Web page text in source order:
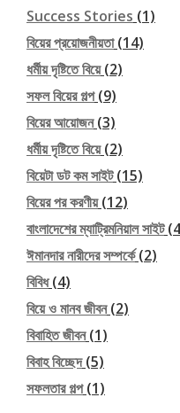
Success Stories (1)
বিয়ের প্রয়োজনীয়তা(14)
ধর্মীয় দৃষ্টিতে বিয়ে(2)
সফল বিয়ের গল্প(9)
বিয়ের আয়োজন(3)
ধর্মীয় দৃষ্টিতে বিয়ে(2)
বিয়েটা ডট কম সাইট(15)
বিয়ের পর করণীয়(12)
বাংলাদেশের ম্যাট্রিমনিয়াল সাইট
ঈমানদার নারীদের সম্পর্কে(2)
বিবিধ(4)
বিয়ে ও মানব জীবন(2)
বিবাহিত জীবন(1)
বিবাহ বিচ্ছেদ(5)
সফলতার গল্প(1)